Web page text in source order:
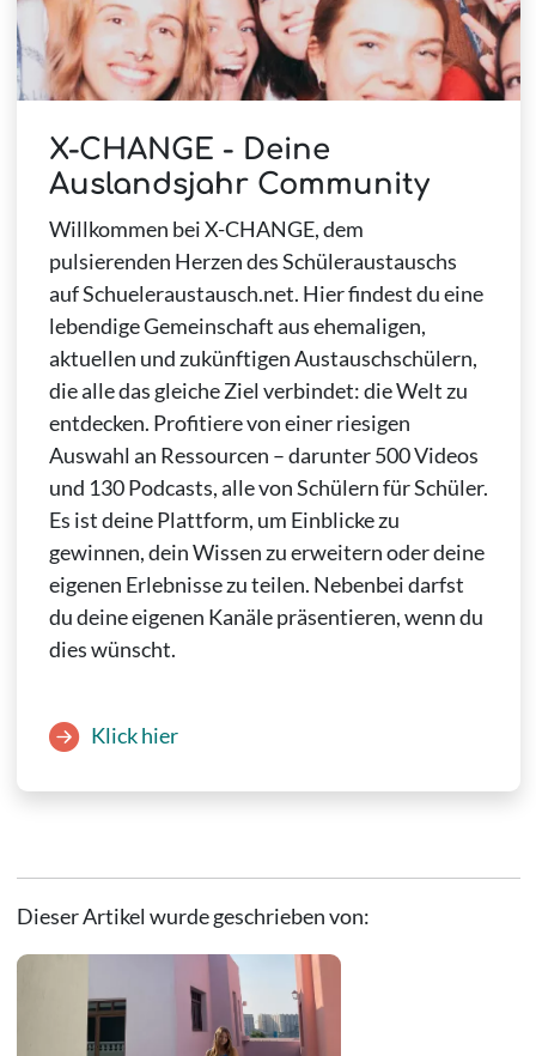
X-CHANGE - Deine
Auslandsjahr Community
Willkommen bei X-CHANGE, dem
pulsierenden Herzen des Schüleraustauschs
auf Schueleraustausch.net. Hier findest du eine
lebendige Gemeinschaft aus ehemaligen,
aktuellen und zukünftigen Austauschschülern,
die alle das gleiche Ziel verbindet: die Welt zu
entdecken. Profitiere von einer riesigen
Auswahl an Ressourcen – darunter 500 Videos
und 130 Podcasts, alle von Schülern für Schüler.
Es ist deine Plattform, um Einblicke zu
gewinnen, dein Wissen zu erweitern oder deine
eigenen Erlebnisse zu teilen. Nebenbei darfst
du deine eigenen Kanäle präsentieren, wenn du
dies wünscht.
Klick hier
Dieser Artikel wurde geschrieben von: